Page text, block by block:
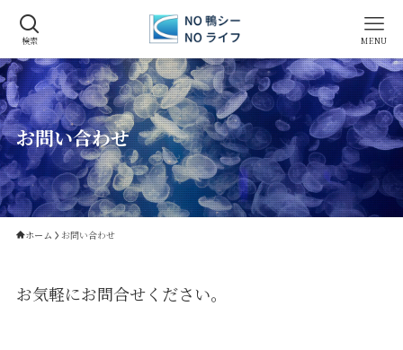
検索 MENU
お問い合わせ
ホーム お問い合わせ
お気軽にお問合せください。